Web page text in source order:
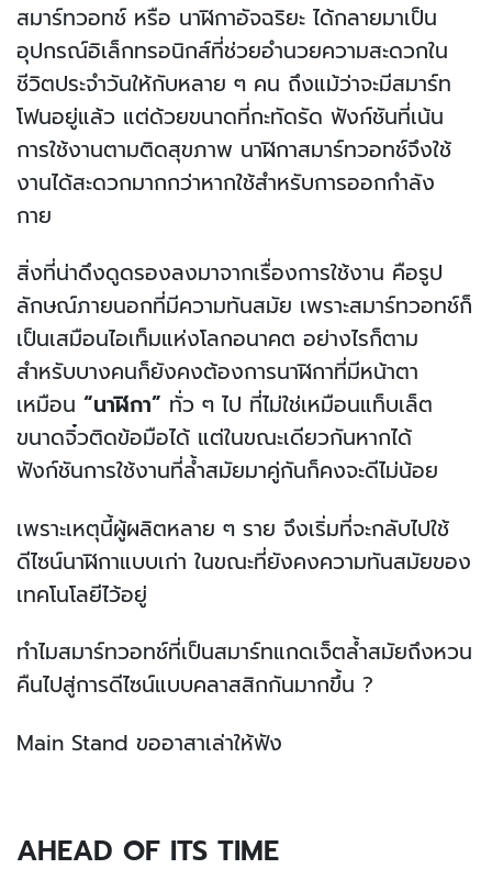
สมาร์ทวอทช์ หรือ นาฬิกาอัจฉริยะ ได้กลายมาเป็น
อุปกรณ์อิเล็กทรอนิกส์ที่ช่วยอำนวยความสะดวกใน
ชีวิตประจำวันให้กับหลาย ๆ คน ถึงแม้ว่าจะมีสมาร์ท
โฟนอยู่แล้ว แต่ด้วยขนาดที่กะทัดรัด ฟังก์ชันที่เน้น
การใช้งานตามติดสุขภาพ นาฬิกาสมาร์ทวอทช์จึงใช้
งานได้สะดวกมากกว่าหากใช้สำหรับการออกกำลัง
กาย
สิ่งที่น่าดึงดูดรองลงมาจากเรื่องการใช้งาน คือรูป
ลักษณ์ภายนอกที่มีความทันสมัย เพราะสมาร์ทวอทช์ก็
เป็นเสมือนไอเท็มแห่งโลกอนาคต อย่างไรก็ตาม
สำหรับบางคนก็ยังคงต้องการนาฬิกาที่มีหน้าตา
เหมือน ​ “นาฬิกา” ทั่ว ๆ ไป ที่ไม่ใช่เหมือนแท็บเล็ต
ขนาดจิ๋วติดข้อมือได้ แต่ในขณะเดียวกันหากได้
ฟังก์ชันการใช้งานที่ล้ำสมัยมาคู่กันก็คงจะดีไม่น้อย
เพราะเหตุนี้ผู้ผลิตหลาย ๆ ราย จึงเริ่มที่จะกลับไปใช้
ดีไซน์นาฬิกาแบบเก่า ในขณะที่ยังคงความทันสมัยของ
เทคโนโลยีไว้อยู่
ทำไมสมาร์ทวอทช์ที่เป็นสมาร์ทแกดเจ็ตล้ำสมัยถึงหวน
คืนไปสู่การดีไซน์แบบคลาสสิกกันมากขึ้น ?
Main Stand ขออาสาเล่าให้ฟัง
AHEAD OF ITS TIME